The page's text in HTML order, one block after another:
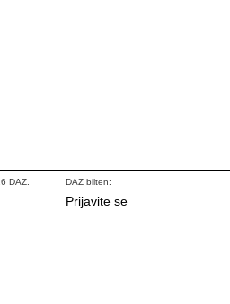
DAZ. DAZ bilten:
Prijavite se